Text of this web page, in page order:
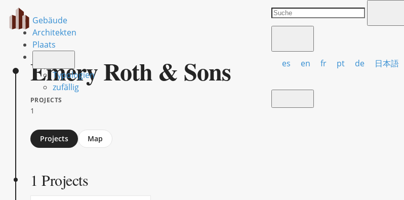
Gebäude
Architekten
Plaats
Typologien
zufällig
es en fr pt de 日本語
Emery Roth & Sons
PROJECTS
1
Jump
to
Projects Map
1 Projects